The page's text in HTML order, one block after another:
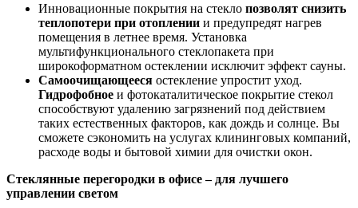
Инновационные покрытия на стекло позволят снизить
теплопотери при отоплении и предупредят нагрев
помещения в летнее время. Установка
мультифункционального стеклопакета при
широкоформатном остеклении исключит эффект сауны.
Самоочищающееся остекление упростит уход.
Гидрофобное и фотокаталитическое покрытие стекол
способствуют удалению загрязнений под действием
таких естественных факторов, как дождь и солнце. Вы
сможете сэкономить на услугах клининговых компаний,
расходе воды и бытовой химии для очистки окон.
Стеклянные перегородки в офисе – для лучшего
управлении светом